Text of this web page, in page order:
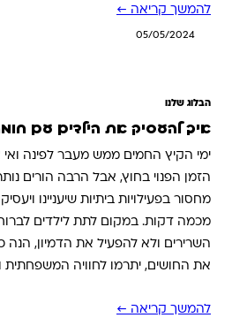
להמשך קריאה ←
05/05/2024
הבלוג שלנו
איך להעסיק את הילדים עם
ימי הקיץ החמים ממש מעבר לפינה
הזמן הפנוי בחוץ, אבל הרבה הורים
מחסור בפעילויות ביתיות שיעניינו
מכמה דקות. במקום לתת לילדים
השרירים ולא להפעיל את הדמיון, הנה
את החושים, יתרמו לחוויה המשפחתית
להמשך קריאה ←